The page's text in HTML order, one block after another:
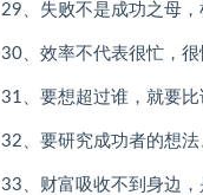
29、失败不是成功之母，
30、效率不代表很忙，很
31、要想超过谁，就要比
32、要研究成功者的想法
33、财富吸收不到身边，